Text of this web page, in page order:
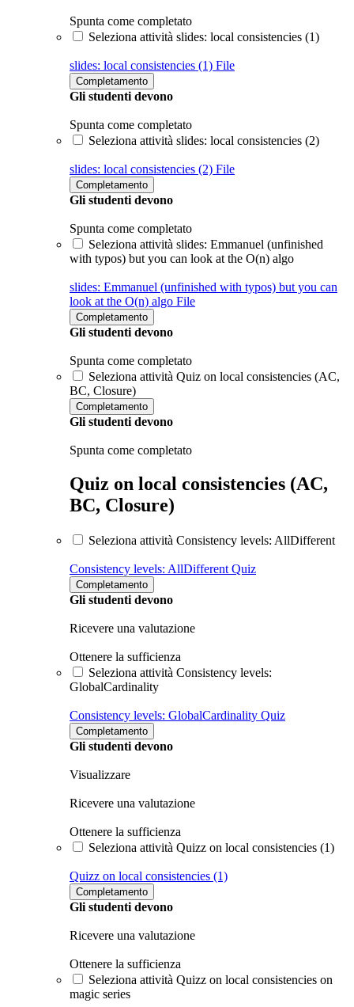
Spunta come completato
Seleziona attività slides: local consistencies (1)
slides: local consistencies (1) File
Completamento
Gli studenti devono
Spunta come completato
Seleziona attività slides: local consistencies (2)
slides: local consistencies (2) File
Completamento
Gli studenti devono
Spunta come completato
Seleziona attività slides: Emmanuel (unfinished
with typos) but you can look at the O(n) algo
slides: Emmanuel (unfinished with typos) but you can
look at the O(n) algo File
Completamento
Gli studenti devono
Spunta come completato
Seleziona attività Quiz on local consistencies (AC,
BC, Closure)
Completamento
Gli studenti devono
Spunta come completato
Quiz on local consistencies (AC,
BC, Closure)
Seleziona attività Consistency levels: AllDifferent
Consistency levels: AllDifferent Quiz
Completamento
Gli studenti devono
Ricevere una valutazione
Ottenere la sufficienza
Seleziona attività Consistency levels:
GlobalCardinality
Consistency levels: GlobalCardinality Quiz
Completamento
Gli studenti devono
Visualizzare
Ricevere una valutazione
Ottenere la sufficienza
Seleziona attività Quizz on local consistencies (1)
Quizz on local consistencies (1)
Completamento
Gli studenti devono
Ricevere una valutazione
Ottenere la sufficienza
Seleziona attività Quizz on local consistencies on
magic series